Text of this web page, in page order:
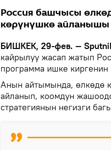
Россия башчысы
көрүнүшкө айланышы
БИШКЕК, 29-фев. —
кайрылуу жасап жатып
программа ишке
Анын айтымында, өлкөдө
айланып, коомдун
стратегиянын негизги